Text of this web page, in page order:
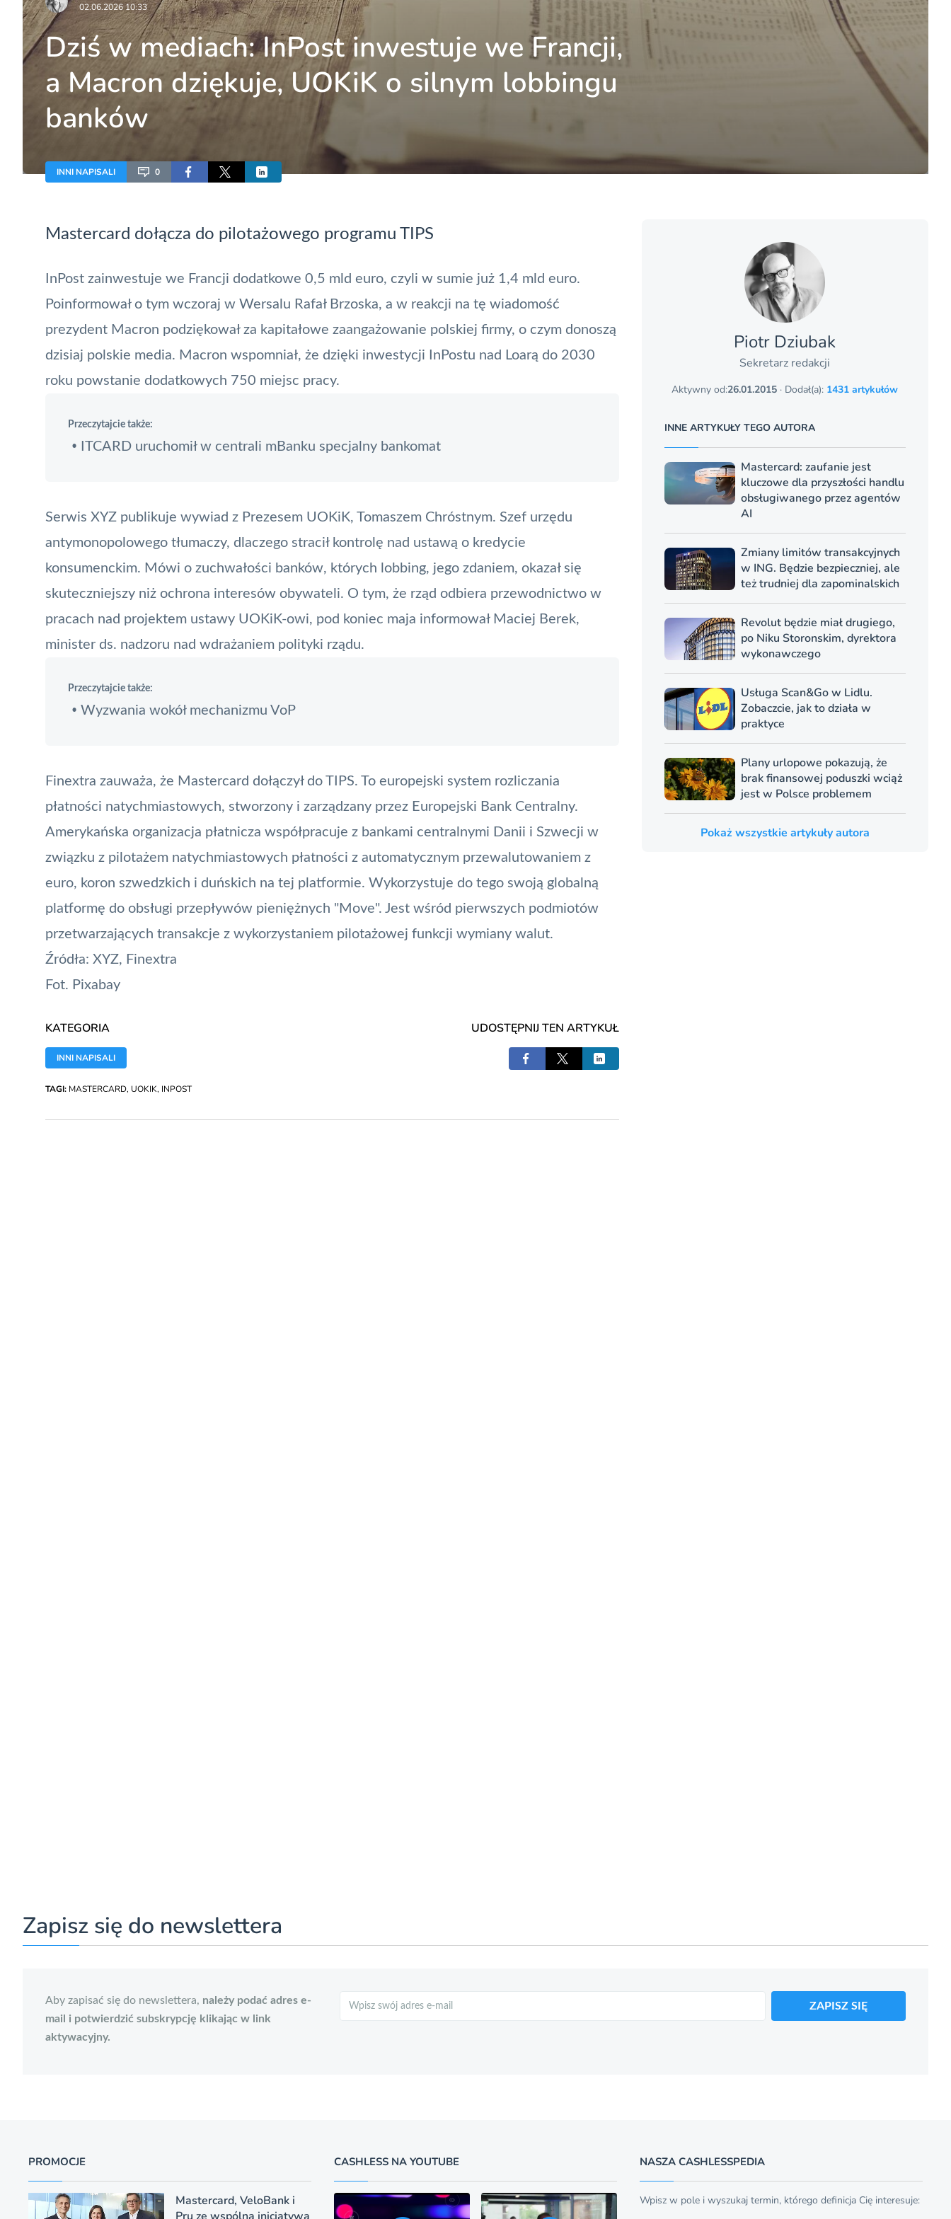
02.06.2026 10:33
Dziś w mediach: InPost inwestuje we Francji,
a Macron dziękuje, UOKiK o silnym lobbingu
banków
INNI NAPISALI 0
Mastercard dołącza do pilotażowego programu TIPS
InPost zainwestuje we Francji dodatkowe 0,5 mld euro, czyli w sumie już 1,4 mld euro.
Poinformował o tym wczoraj w Wersalu Rafał Brzoska, a w reakcji na tę wiadomość
prezydent Macron podziękował za kapitałowe zaangażowanie polskiej firmy, o czym donoszą
dzisiaj polskie media. Macron wspomniał, że dzięki inwestycji InPostu nad Loarą do 2030
roku powstanie dodatkowych 750 miejsc pracy.
Przeczytajcie także:
• ITCARD uruchomił w centrali mBanku specjalny bankomat
Serwis XYZ publikuje wywiad z Prezesem UOKiK, Tomaszem Chróstnym. Szef urzędu
antymonopolowego tłumaczy, dlaczego stracił kontrolę nad ustawą o kredycie
konsumenckim. Mówi o zuchwałości banków, których lobbing, jego zdaniem, okazał się
skuteczniejszy niż ochrona interesów obywateli. O tym, że rząd odbiera przewodnictwo w
pracach nad projektem ustawy UOKiK-owi, pod koniec maja informował Maciej Berek,
minister ds. nadzoru nad wdrażaniem polityki rządu.
Przeczytajcie także:
• Wyzwania wokół mechanizmu VoP
Finextra zauważa, że Mastercard dołączył do TIPS. To europejski system rozliczania
płatności natychmiastowych, stworzony i zarządzany przez Europejski Bank Centralny.
Amerykańska organizacja płatnicza współpracuje z bankami centralnymi Danii i Szwecji w
związku z pilotażem natychmiastowych płatności z automatycznym przewalutowaniem z
euro, koron szwedzkich i duńskich na tej platformie. Wykorzystuje do tego swoją globalną
platformę do obsługi przepływów pieniężnych "Move". Jest wśród pierwszych podmiotów
przetwarzających transakcje z wykorzystaniem pilotażowej funkcji wymiany walut.
Źródła: XYZ, Finextra
Fot. Pixabay
KATEGORIA
INNI NAPISALI
UDOSTĘPNIJ TEN ARTYKUŁ
TAGI: MASTERCARD, UOKIK, INPOST
Piotr Dziubak
Sekretarz redakcji
Aktywny od:26.01.2015 · Dodał(a): 1431 artykułów
INNE ARTYKUŁY TEGO AUTORA
Mastercard: zaufanie jest
kluczowe dla przyszłości handlu
obsługiwanego przez agentów
AI
Zmiany limitów transakcyjnych
w ING. Będzie bezpieczniej, ale
też trudniej dla zapominalskich
Revolut będzie miał drugiego,
po Niku Storonskim, dyrektora
wykonawczego
Usługa Scan&Go w Lidlu.
Zobaczcie, jak to działa w
praktyce
Plany urlopowe pokazują, że
brak finansowej poduszki wciąż
jest w Polsce problemem
Pokaż wszystkie artykuły autora
Zapisz się do newslettera
Aby zapisać się do newslettera, należy podać adres e-
mail i potwierdzić subskrypcję klikając w link
aktywacyjny.
ZAPISZ SIĘ
PROMOCJE
Mastercard, VeloBank i
CASHLESS NA YOUTUBE NASZA CASHLESSPEDIA
Wpisz w pole i wyszukaj termin, którego definicja Cię interesuje: